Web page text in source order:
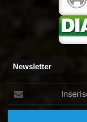
Newsletter
tuo